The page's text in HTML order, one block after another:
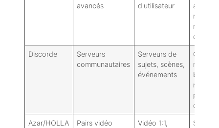
avancés
d'utilisateur
moins
Discorde
Serveurs
communautaires
Serveurs de
sujets, scènes,
événements
Outils
basés
rôles :
par la
Azar/HOLLA
Pairs vidéo
Vidéo 1:1,